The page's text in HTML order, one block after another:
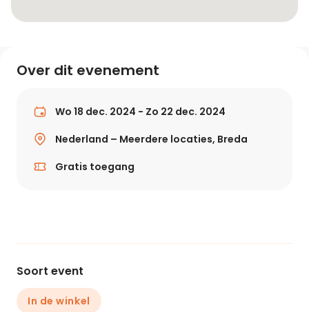
Over dit evenement
Wo 18 dec. 2024 - Zo 22 dec. 2024
Nederland – Meerdere locaties, Breda
Gratis toegang
Soort event
In de winkel